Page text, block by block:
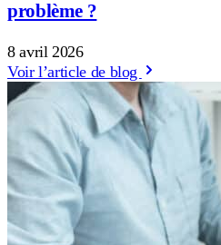
problème ?
8 avril 2026
Voir l’article de blog